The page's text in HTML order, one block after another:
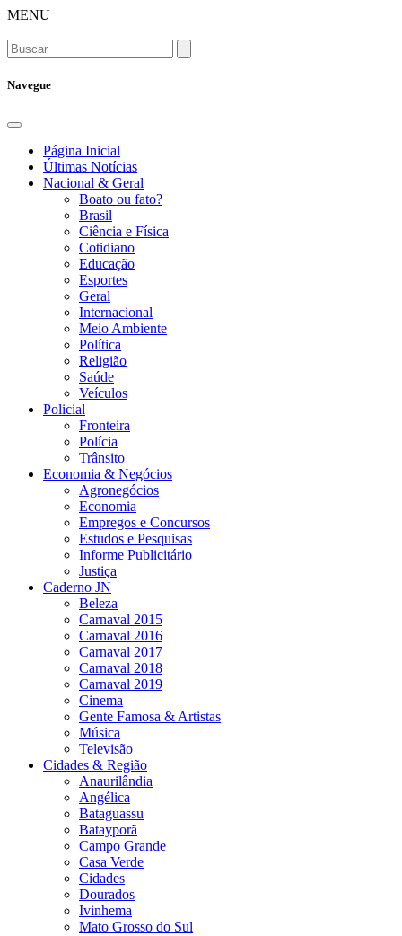
MENU
Navegue
Página Inicial
Últimas Notícias
Nacional & Geral
Boato ou fato?
Brasil
Ciência e Física
Cotidiano
Educação
Esportes
Geral
Internacional
Meio Ambiente
Política
Religião
Saúde
Veículos
Policial
Fronteira
Polícia
Trânsito
Economia & Negócios
Agronegócios
Economia
Empregos e Concursos
Estudos e Pesquisas
Informe Publicitário
Justiça
Caderno JN
Beleza
Carnaval 2015
Carnaval 2016
Carnaval 2017
Carnaval 2018
Carnaval 2019
Cinema
Gente Famosa & Artistas
Música
Televisão
Cidades & Região
Anaurilândia
Angélica
Bataguassu
Batayporã
Campo Grande
Casa Verde
Cidades
Dourados
Ivinhema
Mato Grosso do Sul